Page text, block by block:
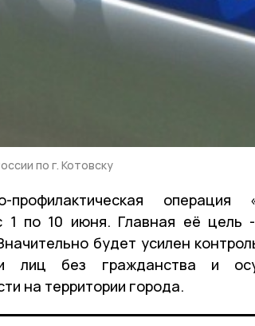
по г. Котовску
профилактическая
1 по 10 июня. Главная её цель
будет усилен
лиц без гражданства и
на территории города.